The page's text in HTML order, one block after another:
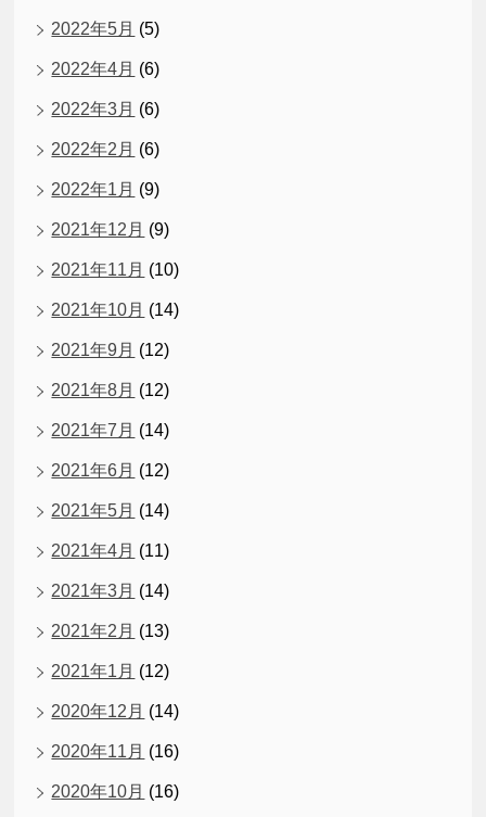
2022年5月 (5)
2022年4月 (6)
2022年3月 (6)
2022年2月 (6)
2022年1月 (9)
2021年12月 (9)
2021年11月 (10)
2021年10月 (14)
2021年9月 (12)
2021年8月 (12)
2021年7月 (14)
2021年6月 (12)
2021年5月 (14)
2021年4月 (11)
2021年3月 (14)
2021年2月 (13)
2021年1月 (12)
2020年12月 (14)
2020年11月 (16)
2020年10月 (16)